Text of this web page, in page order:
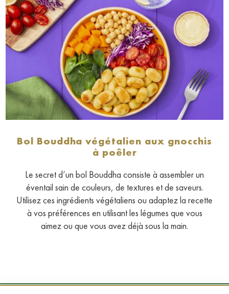
Bol Bouddha végétalien aux gnocchis
à poêler
Le secret d’un bol Bouddha consiste à assembler un
éventail sain de couleurs, de textures et de saveurs.
Utilisez ces ingrédients végétaliens ou adaptez la recette
à vos préférences en utilisant les légumes que vous
aimez ou que vous avez déjà sous la main.